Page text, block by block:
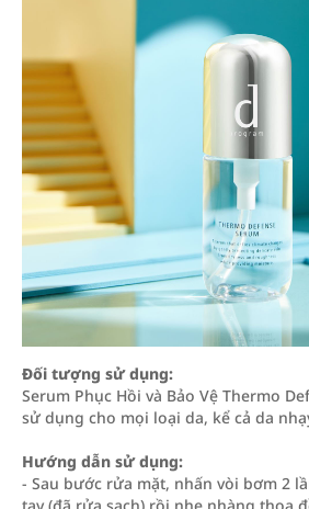
Đối tượng sử dụng:
Serum Phục Hồi và Bảo Vệ Thermo
sử dụng cho mọi loại da, kể cả da
Hướng dẫn sử dụng:
- Sau bước rửa mặt, nhấn vòi bơm 2
tay (đã rửa sạch) rồi nhẹ nhàng thoa